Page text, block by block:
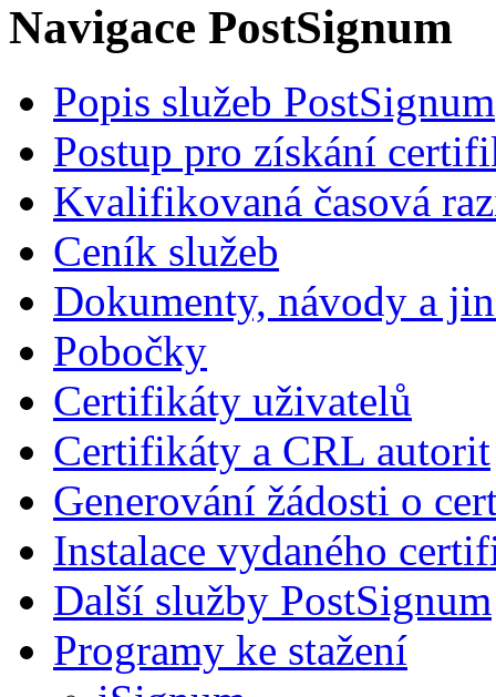
Navigace PostSignum
Popis služeb PostSignum
Postup pro získání
Kvalifikovaná časová
Ceník služeb
Dokumenty, návody a
Pobočky
Certifikáty uživatelů
Certifikáty a CRL autorit
Generování žádosti o
Instalace vydaného
Další služby PostSignum
Programy ke stažení